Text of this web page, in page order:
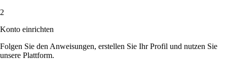
2
Konto einrichten
Folgen Sie den Anweisungen, erstellen Sie Ihr Profil und nutzen Sie
unsere Plattform.